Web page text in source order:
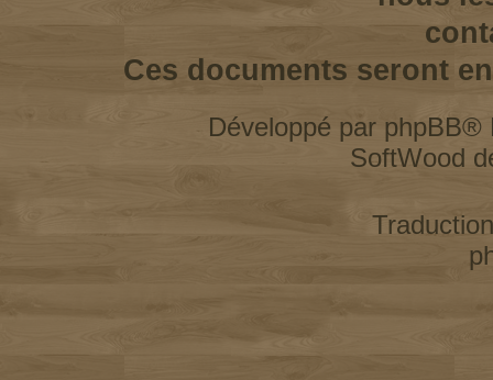
Ces documents seront
Développé par phpBB®
SoftWood